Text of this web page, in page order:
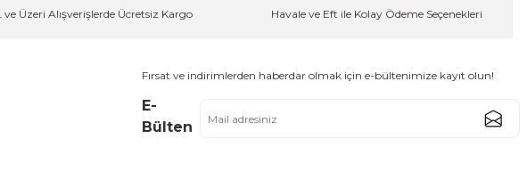
ve Üzeri Alışverişlerde Ücretsiz Kargo Havale ve Eft ile Kolay Ödeme Seçenekleri
Fırsat ve indirimlerden haberdar olmak için e-bültenimize kayıt olun!
E-
Bülten